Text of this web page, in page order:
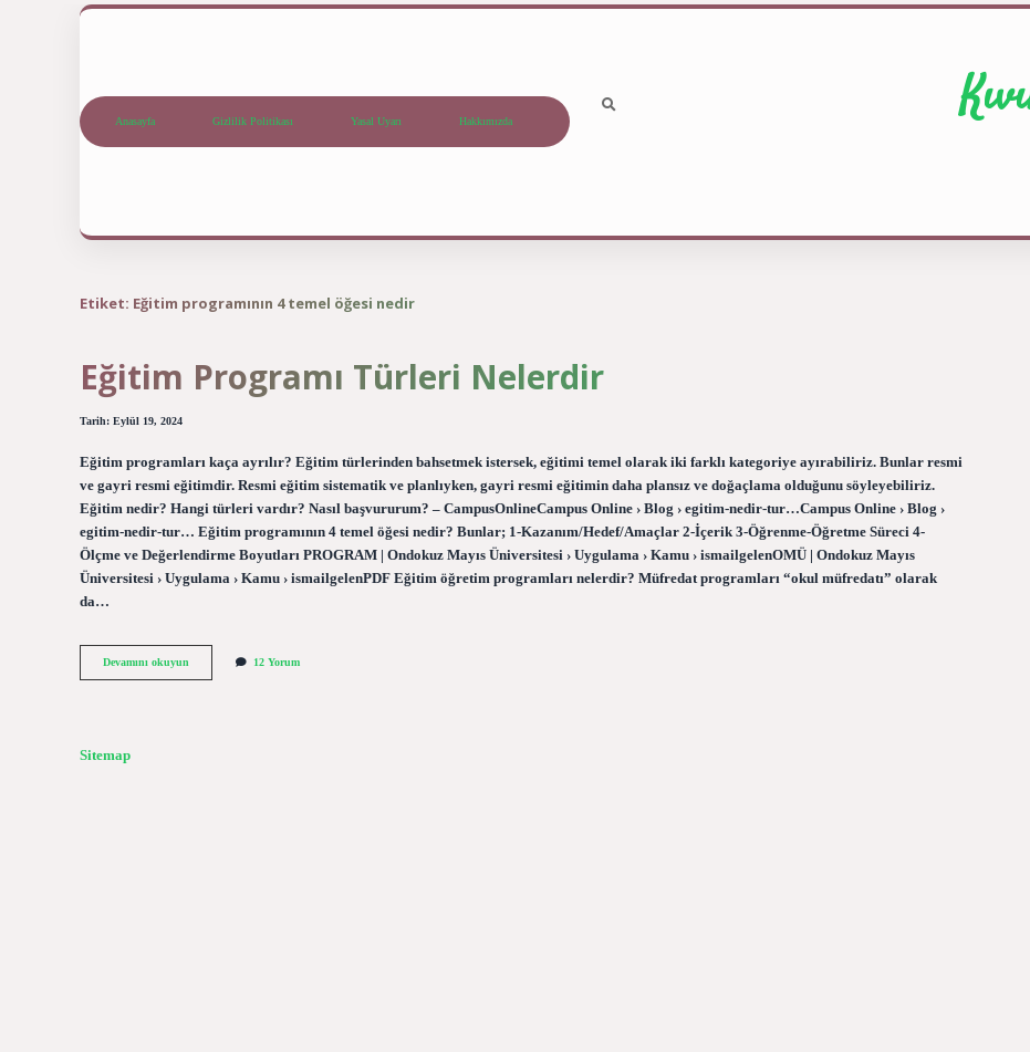
Anasayfa Gizlilik Politikası Yasal Uyarı Hakkımızda
Etiket: Eğitim programının 4 temel öğesi nedir
Eğitim Programı Türleri Nelerdir
Tarih: Eylül 19, 2024
Eğitim programları kaça ayrılır? Eğitim türlerinden bahsetmek istersek, eğitimi temel olarak iki farklı kategoriye ayırabiliriz. Bunlar resmi
ve gayri resmi eğitimdir. Resmi eğitim sistematik ve planlıyken, gayri resmi eğitimin daha plansız ve doğaçlama olduğunu söyleyebiliriz.
Eğitim nedir? Hangi türleri vardır? Nasıl başvururum? – CampusOnlineCampus Online › Blog › egitim-nedir-tur…Campus Online › Blog ›
egitim-nedir-tur… Eğitim programının 4 temel öğesi nedir? Bunlar; 1-Kazanım/Hedef/Amaçlar 2-İçerik 3-Öğrenme-Öğretme Süreci 4-
Ölçme ve Değerlendirme Boyutları PROGRAM | Ondokuz Mayıs Üniversitesi › Uygulama › Kamu › ismailgelenOMÜ | Ondokuz Mayıs
Üniversitesi › Uygulama › Kamu › ismailgelenPDF Eğitim öğretim programları nelerdir? Müfredat programları “okul müfredatı” olarak
da…
Devamını okuyun
Programı
12 Yorum
Sitemap